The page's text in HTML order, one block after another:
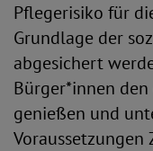
Pflegerisiko für
Grundlage der
abgesichert
Bürger*innen
genießen und